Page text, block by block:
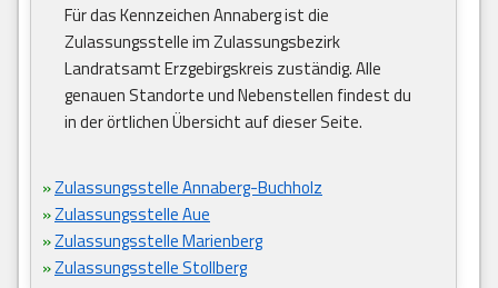
Für das Kennzeichen Annaberg ist die
Zulassungsstelle im Zulassungsbezirk
Landratsamt Erzgebirgskreis zuständig. Alle
genauen Standorte und Nebenstellen findest du
in der örtlichen Übersicht auf dieser Seite.
»Zulassungsstelle Annaberg-Buchholz
»Zulassungsstelle Aue
»Zulassungsstelle Marienberg
»Zulassungsstelle Stollberg